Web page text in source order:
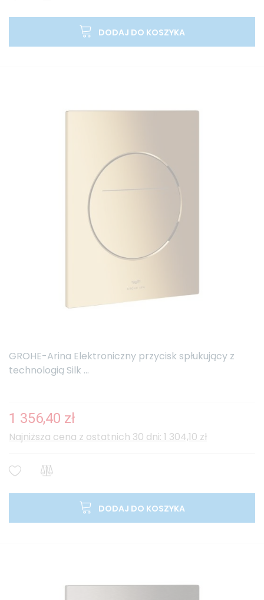
DODAJ DO KOSZYKA
GROHE-Arina Elektroniczny przycisk spłukujący z
technologią Silk ...
1 356,40 zł
Najniższa cena z ostatnich 30 dni: 1 304,10 zł
DODAJ DO KOSZYKA